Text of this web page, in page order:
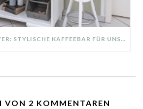
KÜCHEN MAKEOVER: STYLISCHE KAFFEEBAR FÜR UNSERE KÜCHE
VON 2 KOMMENTAREN